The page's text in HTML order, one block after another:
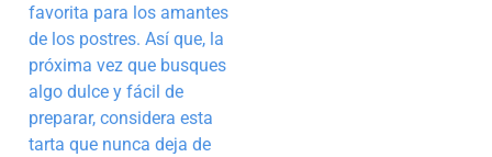
favorita para los amantes
de los postres. Así que, la
próxima vez que busques
algo dulce y fácil de
preparar, considera esta
tarta que nunca deja de